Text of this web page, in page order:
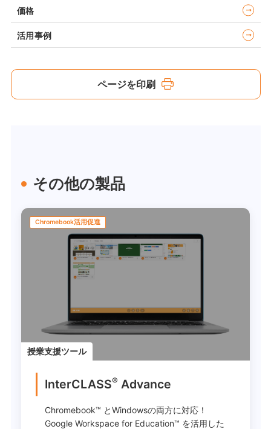
価格
活用事例
ページを印刷
その他の製品
Chromebook活用促進
授業支援ツール
InterCLASS® Advance
Chromebook™ とWindowsの両方に対応！
Google Workspace for Education™ を活用した